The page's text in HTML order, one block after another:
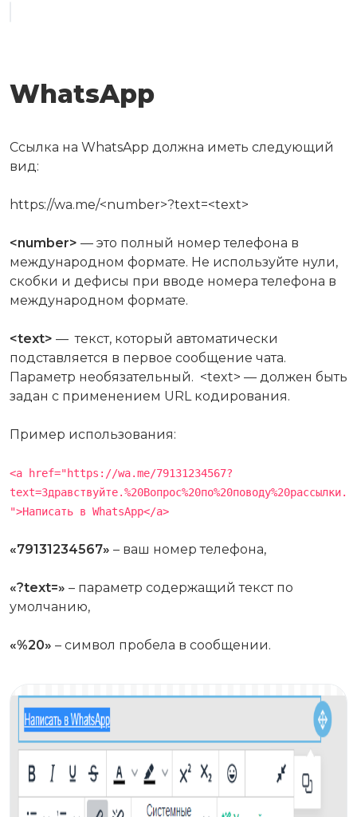
WhatsApp
Ccылка на WhatsApp должна иметь следующий
вид:
https://wa.me/<number>?text=<text>
<number> — это полный номер телефона в
международном формате. Не используйте нули,
скобки и дефисы при вводе номера телефона в
международном формате.
<text> — текст, который автоматически
подставляется в первое сообщение чата.
Параметр необязательный. <text> — должен быть
задан с применением URL кодирования.
Пример использования:
<a href="https://wa.me/79131234567?
text=Здравствуйте.%20Вопрос%20по%20поводу%20рассылки.
">Написать в WhatsApp</a>
«79131234567» – ваш номер телефона,
«?text=» – параметр содержащий текст по
умолчанию,
«%20» – символ пробела в сообщении.